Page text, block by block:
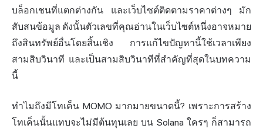
บล็อกเชนที่แตกต่างกัน และเว็บไซต์ติดตามราคาต่างๆ มัก
สับสนข้อมูล ดังนั้นตัวเลขที่คุณอ่านในเว็บไซต์หนึ่งอาจหมาย
ถึงสินทรัพย์อื่นโดยสิ้นเชิง การแก้ไขปัญหานี้ใช้เวลาเพียง
สามสิบวินาที และเป็นสามสิบวินาทีที่สำคัญที่สุดในบทความ
นี้
ทำไมถึงมีโทเค็น MOMO มากมายขนาดนี้? เพราะการสร้าง
โทเค็นนั้นแทบจะไม่มีต้นทุนเลย บน Solana ใครๆ ก็สามารถ